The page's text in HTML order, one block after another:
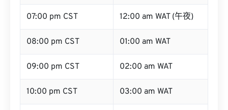
07:00 pm CST 12:00 am WAT (午夜)
08:00 pm CST 01:00 am WAT
09:00 pm CST 02:00 am WAT
10:00 pm CST 03:00 am WAT